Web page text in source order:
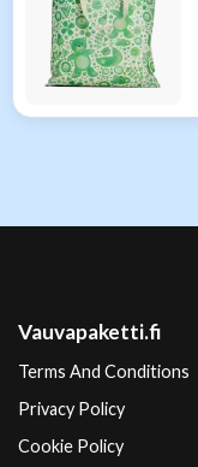
Vauvapaketti.fi
Terms And Conditions
Privacy Policy
Cookie Policy